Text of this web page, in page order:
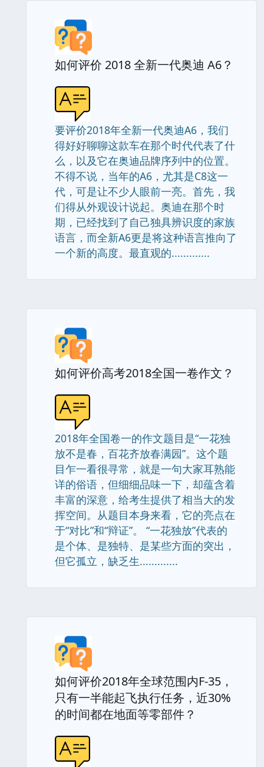
如何评价 2018 全新一代奥迪 A6？
要评价2018年全新一代奥迪A6，我们
得好好聊聊这款车在那个时代代表了什
么，以及它在奥迪品牌序列中的位置。
不得不说，当年的A6，尤其是C8这一
代，可是让不少人眼前一亮。首先，我
们得从外观设计说起。奥迪在那个时
期，已经找到了自己独具辨识度的家族
语言，而全新A6更是将这种语言推向了
一个新的高度。最直观的.............
如何评价高考2018全国一卷作文？
2018年全国卷一的作文题目是“一花独
放不是春，百花齐放春满园”。这个题
目乍一看很寻常，就是一句大家耳熟能
详的俗语，但细细品味一下，却蕴含着
丰富的深意，给考生提供了相当大的发
挥空间。从题目本身来看，它的亮点在
于“对比”和“辩证”。 “一花独放”代表的
是个体、是独特、是某些方面的突出，
但它孤立，缺乏生.............
如何评价2018年全球范围内F-35，
只有一半能起飞执行任务，近30%
的时间都在地面等零部件？